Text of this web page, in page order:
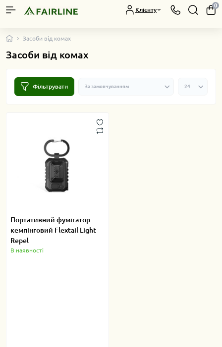
Клієнту
0
Засоби від комах
Засоби від комах
Фільтрувати
Портативний фумігатор
кемпінговий Flextail Light
Repel
В наявності